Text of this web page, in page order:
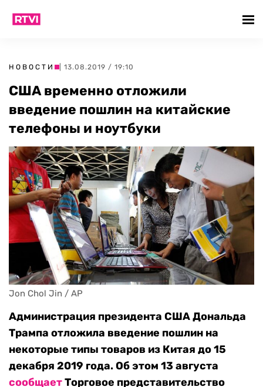
НОВОСТИ | 13.08.2019 / 19:10
США временно отложили
введение пошлин на китайские
телефоны и ноутбуки
Jon Chol Jin / AP
Администрация президента США Дональда
Трампа отложила введение пошлин на
некоторые типы товаров из Китая до 15
декабря 2019 года. Об этом 13 августа
сообщаетТорговое представительство